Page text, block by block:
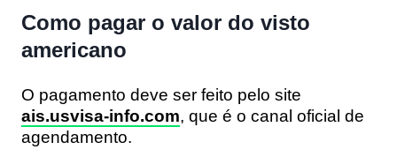
Como pagar o valor do visto
americano
O pagamento deve ser feito pelo site
ais.usvisa-info.com, que é o canal oficial de
agendamento.